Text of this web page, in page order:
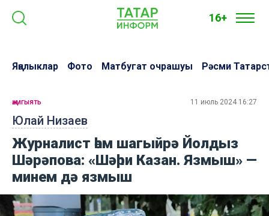
16+
Яңалыклар Фото Матбугат очрашуы Рәсми
Юлай Низаев
җәмгыять 11 июль 2024 16:27
Журналист һәм шагыйрә Йолдыз
Шәрәпова: «Шәһри Казан. Язмыш» —
минем дә язмыш